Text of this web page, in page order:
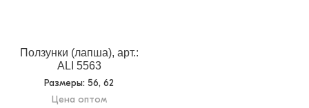
Ползунки (лапша), арт.:
ALI 5563
Размеры: 56, 62
Цена оптом